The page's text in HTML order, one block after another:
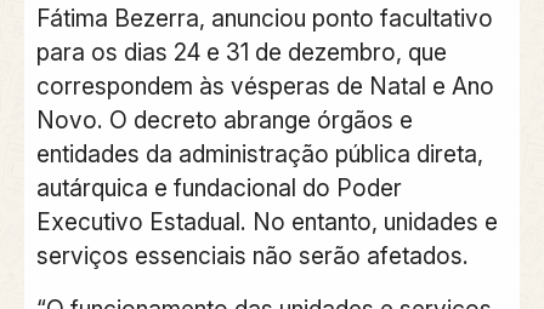
Fátima Bezerra, anunciou ponto facultativo
para os dias 24 e 31 de dezembro, que
correspondem às vésperas de Natal e Ano
Novo. O decreto abrange órgãos e
entidades da administração pública direta,
autárquica e fundacional do Poder
Executivo Estadual. No entanto, unidades e
serviços essenciais não serão afetados.